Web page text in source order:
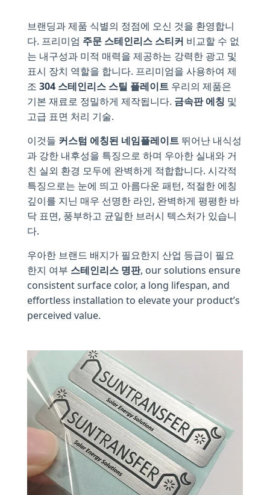
브랜딩과 제품 식별의 정점에 오신 것을 환영합니
다. 프리미엄 주문 스테인리스 스티커 비교할 수 없
는 내구성과 미적 매력을 제공하는 강력한 광고 및
표시 장치 역할을 합니다. 프리미엄을 사용하여 제
조 304 스테인리스 스틸 플레이트 우리의 제품은
기본 재료로 정밀하게 제작됩니다. 금속판 에칭 및
고급 표면 처리 기술.
이것들 커스텀 에칭된 네임플레이트 뛰어난 내식성
과 강한 내후성을 특징으로 하며 우아한 실내와 거
친 실외 환경 모두에 완벽하게 적합합니다. 시각적
특징으로는 눈에 띄고 아름다운 패턴, 적절한 에칭
깊이를 지닌 매우 선명한 라인, 완벽하게 평평한 바
닥 표면, 풍부하고 균일한 브러시 텍스처가 있습니
다.
우아한 브랜드 배지가 필요한지 산업 등급이 필요
한지 여부 스테인리스 명판, our solutions ensure
consistent surface color, a long lifespan, and
effortless installation to elevate your product’s
perceived value.